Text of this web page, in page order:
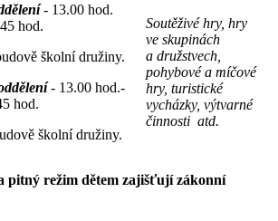
- 13.00 hod.
hod.
školní družiny.
- 13.00 hod.-
hod.
školní družiny.
Soutěživé hry, hry
ve skupinách
a družstvech,
pohybové a míčové
hry, turistické
vycházky, výtvarné
činnosti atd.
pitný režim dětem zajišťují zákonní